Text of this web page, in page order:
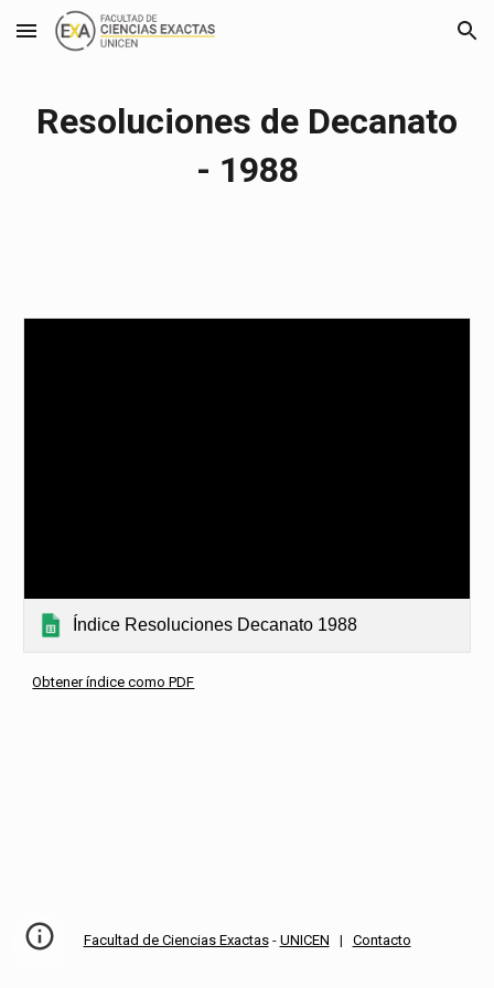
Skip to main content Skip to navigation
Resoluciones de Decanato
- 1988
Índice Resoluciones Decanato 1988
Obtener índice como PDF
Facultad de Ciencias Exactas- UNICEN | Contacto